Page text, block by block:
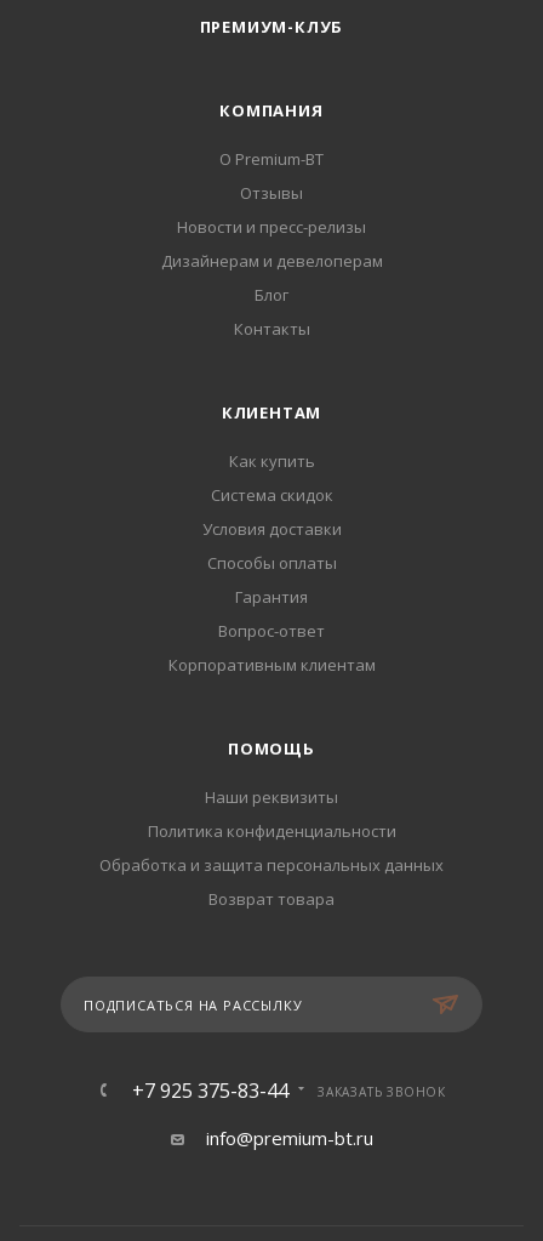
ПРЕМИУМ-КЛУБ
КОМПАНИЯ
О Premium-BT
Отзывы
Новости и пресс-релизы
Дизайнерам и девелоперам
Блог
Контакты
КЛИЕНТАМ
Как купить
Система скидок
Условия доставки
Способы оплаты
Гарантия
Вопрос-ответ
Корпоративным клиентам
ПОМОЩЬ
Наши реквизиты
Политика конфиденциальности
Обработка и защита персональных данных
Возврат товара
ПОДПИСАТЬСЯ НА РАССЫЛКУ
+7 925 375-83-44 ЗАКАЗАТЬ ЗВОНОК
info@premium-bt.ru